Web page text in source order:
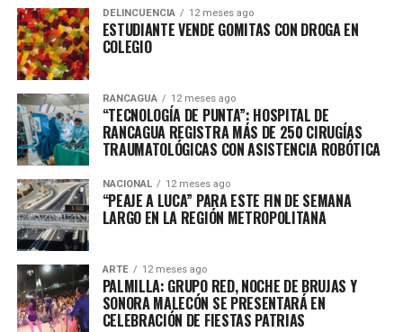
DELINCUENCIA 12 meses ago
ESTUDIANTE VENDE GOMITAS CON DROGA EN
COLEGIO
RANCAGUA 12 meses ago
“TECNOLOGÍA DE PUNTA”: HOSPITAL DE
RANCAGUA REGISTRA MÁS DE 250 CIRUGÍAS
TRAUMATOLÓGICAS CON ASISTENCIA ROBÓTICA
NACIONAL 12 meses ago
“PEAJE A LUCA” PARA ESTE FIN DE SEMANA
LARGO EN LA REGIÓN METROPOLITANA
ARTE 12 meses ago
PALMILLA: GRUPO RED, NOCHE DE BRUJAS Y
SONORA MALECÓN SE PRESENTARÁ EN
CELEBRACIÓN DE FIESTAS PATRIAS